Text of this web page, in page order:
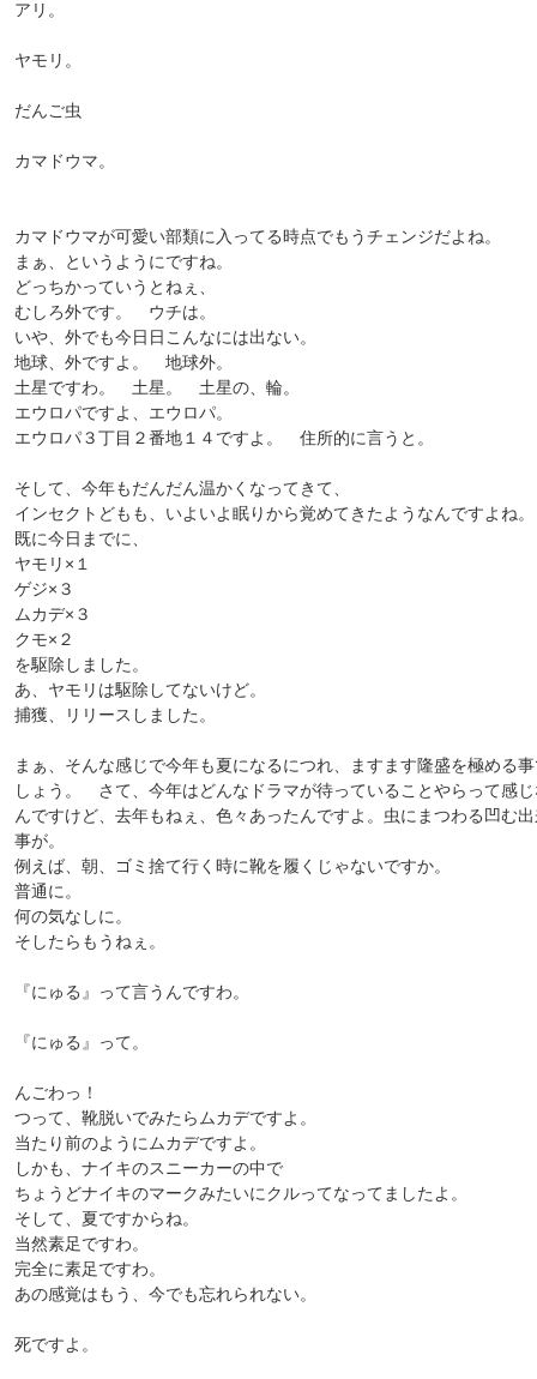
アリ。
ヤモリ。
だんご虫
カマドウマ。
カマドウマが可愛い部類に入ってる時点でもうチェンジだよね。
まぁ、というようにですね。
どっちかっていうとねぇ、
むしろ外です。 ウチは。
いや、外でも今日日こんなには出ない。
地球、外ですよ。 地球外。
土星ですわ。 土星。 土星の、輪。
エウロパですよ、エウロパ。
エウロパ３丁目２番地１４ですよ。 住所的に言うと。
そして、今年もだんだん温かくなってきて、
インセクトどもも、いよいよ眠りから覚めてきたようなんですよね。
既に今日までに、
ヤモリ×１
ゲジ×３
ムカデ×３
クモ×２
を駆除しました。
あ、ヤモリは駆除してないけど。
捕獲、リリースしました。
まぁ、そんな感じで今年も夏になるにつれ、ますます隆盛を極める
しょう。 さて、今年はどんなドラマが待っていることやらって感
んですけど、去年もねぇ、色々あったんですよ。虫にまつわる凹む
事が。
例えば、朝、ゴミ捨て行く時に靴を履くじゃないですか。
普通に。
何の気なしに。
そしたらもうねぇ。
『にゅる』って言うんですわ。
『にゅる』って。
んごわっ！
つって、靴脱いでみたらムカデですよ。
当たり前のようにムカデですよ。
しかも、ナイキのスニーカーの中で
ちょうどナイキのマークみたいにクルってなってましたよ。
そして、夏ですからね。
当然素足ですわ。
完全に素足ですわ。
あの感覚はもう、今でも忘れられない。
死ですよ。